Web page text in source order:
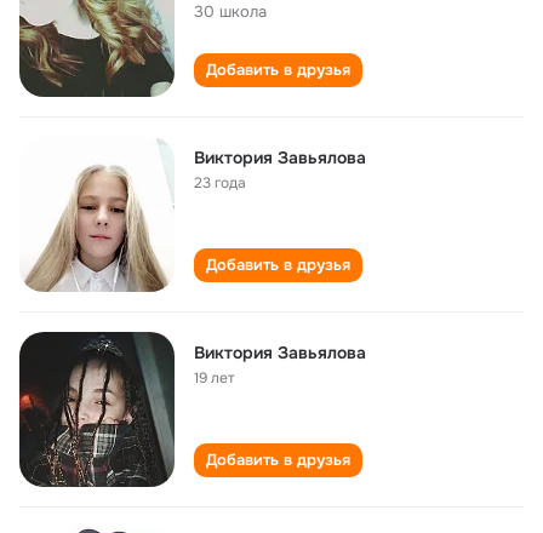
30 школа
Добавить в друзья
Виктория Завьялова
23 года
Добавить в друзья
Виктория Завьялова
19 лет
Добавить в друзья